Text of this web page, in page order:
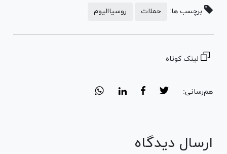
برچسب ها: حملات روسیاالیوم
لینک کوتاه
هم‌رسانی:
ارسال دیدگاه